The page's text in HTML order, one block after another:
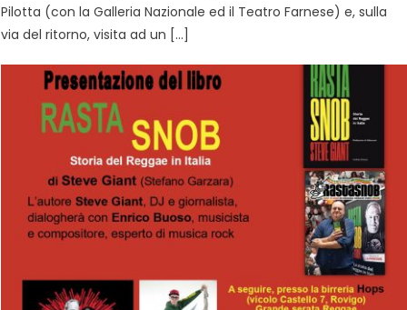
Pilotta (con la Galleria Nazionale ed il Teatro Farnese) e, sulla
via del ritorno, visita ad un […]